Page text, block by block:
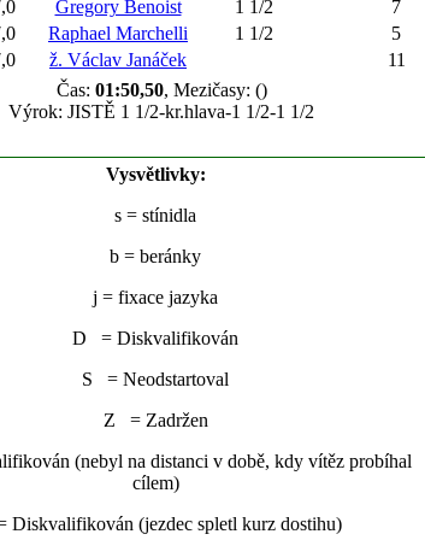
Gregory Benoist 1 1/2
7
Raphael Marchelli 1 1/2
5
ž. Václav Janáček 11
Čas: 01:50,50, Mezičasy: ()
Výrok: JISTĚ 1 1/2-kr.hlava-1 1/2-1 1/2
Vysvětlivky:
s = stínidla
b = beránky
j = fixace jazyka
D = Diskvalifikován
S = Neodstartoval
Z = Zadržen
(nebyl na distanci v době, kdy vítěz probíhal
cílem)
Diskvalifikován (jezdec spletl kurz dostihu)